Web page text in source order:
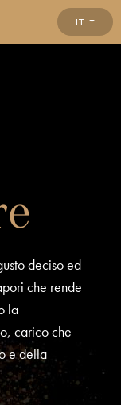
IT
deciso ed
che rende
la
carico che
e della